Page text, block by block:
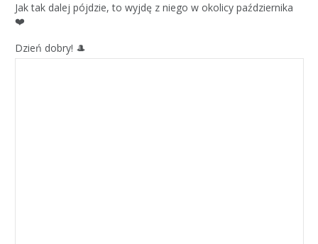
Jak tak dalej pójdzie, to wyjdę z niego w okolicy października
❤️
Dzień dobry! 🎩